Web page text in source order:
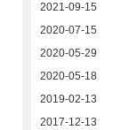
2021-09-15
2020-07-15
2020-05-29
2020-05-18
2019-02-13
2017-12-13